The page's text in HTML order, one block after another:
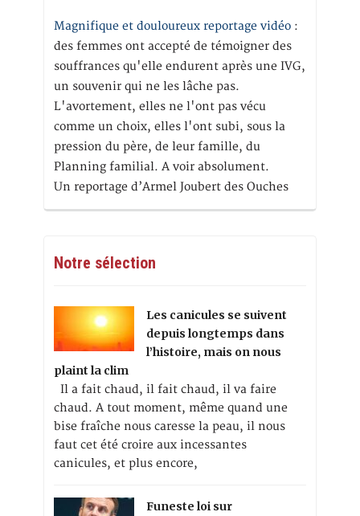
Magnifique et douloureux reportage vidéo :
des femmes ont accepté de témoigner des
souffrances qu'elle endurent après une IVG,
un souvenir qui ne les lâche pas.
L'avortement, elles ne l'ont pas vécu
comme un choix, elles l'ont subi, sous la
pression du père, de leur famille, du
Planning familial. A voir absolument.
Un reportage d’Armel Joubert des Ouches
Notre sélection
Les canicules se suivent
depuis longtemps dans
l’histoire, mais on nous
plaint la clim
Il a fait chaud, il fait chaud, il va faire
chaud. A tout moment, même quand une
bise fraîche nous caresse la peau, il nous
faut cet été croire aux incessantes
canicules, et plus encore,
Funeste loi sur